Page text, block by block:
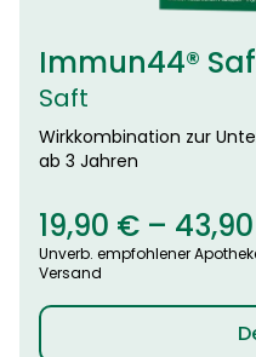
Immun44®
Saft
Wirkkombination zur
ab 3 Jahren
19,90 € – 43,90
Unverb. empfohlener
Versand
auf
der
Produktseite
gewählt
werden